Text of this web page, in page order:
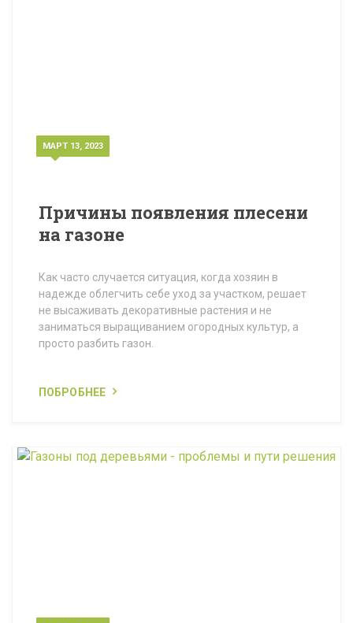
МАРТ 13, 2023
Причины появления плесени
на газоне
Как часто случается ситуация, когда хозяин в
надежде облегчить себе уход за участком, решает
не высаживать декоративные растения и не
заниматься выращиванием огородных культур, а
просто разбить газон.
ПОБРОБНЕЕ